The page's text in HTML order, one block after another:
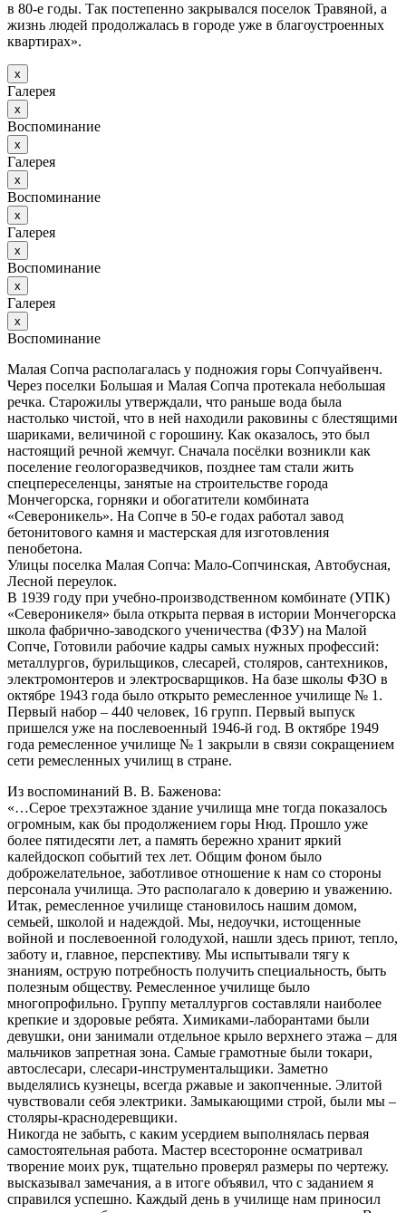
в 80-е годы. Так постепенно закрывался поселок Травяной, а
жизнь людей продолжалась в городе уже в благоустроенных
квартирах».
х
Галерея
х
Воспоминание
х
Галерея
х
Воспоминание
х
Галерея
х
Воспоминание
х
Галерея
х
Воспоминание
Малая Сопча располагалась у подножия горы Сопчуайвенч.
Через поселки Большая и Малая Сопча протекала небольшая
речка. Старожилы утверждали, что раньше вода была
настолько чистой, что в ней находили раковины с блестящими
шариками, величиной с горошину. Как оказалось, это был
настоящий речной жемчуг. Сначала посёлки возникли как
поселение геологоразведчиков, позднее там стали жить
спецпереселенцы, занятые на строительстве города
Мончегорска, горняки и обогатители комбината
«Североникель». На Сопче в 50-е годах работал завод
бетонитового камня и мастерская для изготовления
пенобетона.
Улицы поселка Малая Сопча: Мало-Сопчинская, Автобусная,
Лесной переулок.
В 1939 году при учебно-производственном комбинате (УПК)
«Североникеля» была открыта первая в истории Мончегорска
школа фабрично-заводского ученичества (ФЗУ) на Малой
Сопче, Готовили рабочие кадры самых нужных профессий:
металлургов, бурильщиков, слесарей, столяров, сантехников,
электромонтеров и электросварщиков. На базе школы ФЗО в
октябре 1943 года было открыто ремесленное училище № 1.
Первый набор – 440 человек, 16 групп. Первый выпуск
пришелся уже на послевоенный 1946-й год. В октябре 1949
года ремесленное училище № 1 закрыли в связи сокращением
сети ремесленных училищ в стране.
Из воспоминаний В. В. Баженова:
«…Серое трехэтажное здание училища мне тогда показалось
огромным, как бы продолжением горы Нюд. Прошло уже
более пятидесяти лет, а память бережно хранит яркий
калейдоскоп событий тех лет. Общим фоном было
доброжелательное, заботливое отношение к нам со стороны
персонала училища. Это располагало к доверию и уважению.
Итак, ремесленное училище становилось нашим домом,
семьей, школой и надеждой. Мы, недоучки, истощенные
войной и послевоенной голодухой, нашли здесь приют, тепло,
заботу и, главное, перспективу. Мы испытывали тягу к
знаниям, острую потребность получить специальность, быть
полезным обществу. Ремесленное училище было
многопрофильно. Группу металлургов составляли наиболее
крепкие и здоровые ребята. Химиками-лаборантами были
девушки, они занимали отдельное крыло верхнего этажа – для
мальчиков запретная зона. Самые грамотные были токари,
автослесари, слесари-инструментальщики. Заметно
выделялись кузнецы, всегда ржавые и закопченные. Элитой
чувствовали себя электрики. Замыкающими строй, были мы –
столяры-краснодеревщики.
Никогда не забыть, с каким усердием выполнялась первая
самостоятельная работа. Мастер всесторонне осматривал
творение моих рук, тщательно проверял размеры по чертежу.
высказывал замечания, а в итоге объявил, что с заданием я
справился успешно. Каждый день в училище нам приносил